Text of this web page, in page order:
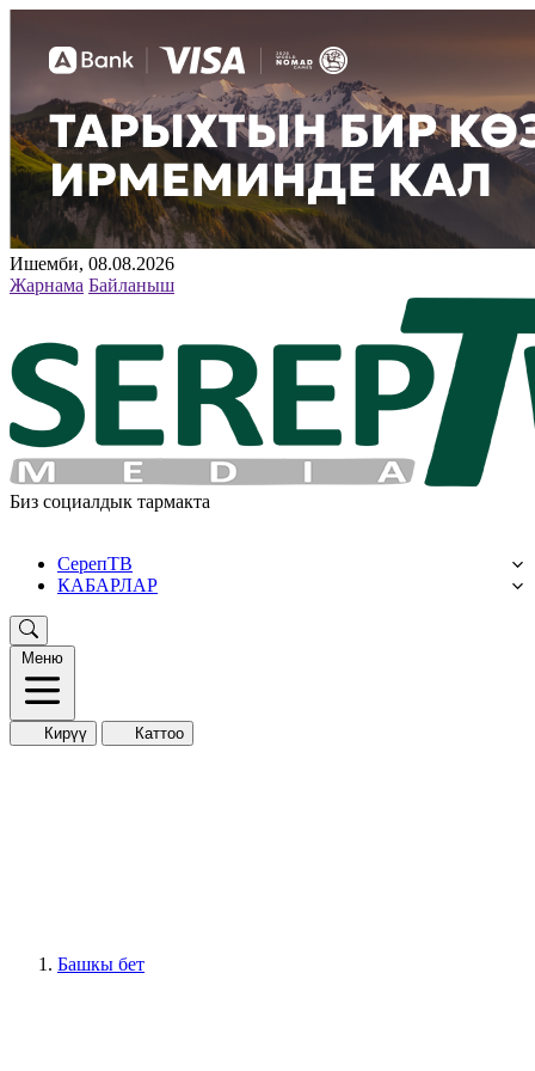
Ишемби, 08.08.2026
Жарнама Байланыш
Биз социалдык тармакта
СерепТВ
КАБАРЛАР
Меню
Кирүү Каттоо
Башкы бет